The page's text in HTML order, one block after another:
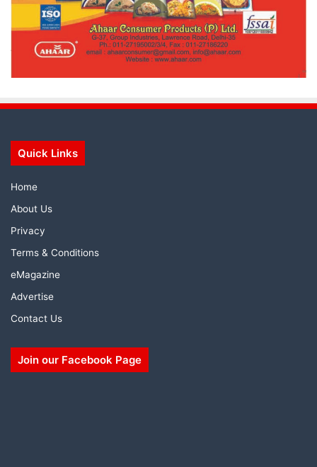
Quick Links
Home
About Us
Privacy
Terms & Conditions
eMagazine
Advertise
Contact Us
Join our Facebook Page